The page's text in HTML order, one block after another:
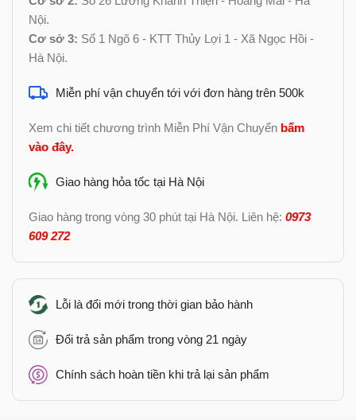
Nội.
Cơ sở 3: Số 1 Ngõ 6 - KTT Thủy Lợi 1 - Xã Ngọc Hồi -
Hà Nội.
Miễn phí vận chuyển tới với đơn hàng trên 500k
Xem chi tiết chương trình Miễn Phí Vận Chuyển bấm
vào đây.
Giao hàng hỏa tốc tại Hà Nội
Giao hàng trong vòng 30 phút tại Hà Nội. Liên hệ:0973
609 272
Lỗi là đổi mới trong thời gian bảo hành
Đổi trả sản phẩm trong vòng 21 ngày
Chính sách hoàn tiền khi trả lại sản phẩm